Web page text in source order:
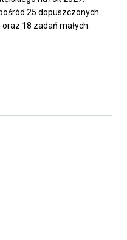
25 dopuszczonych
18 zadań małych.